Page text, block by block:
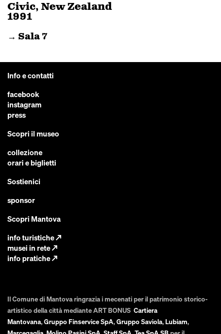
Civic, New Zealand
1991
→ Sala 7
Info e contatti
facebook
instagram
press
Scopri il museo
collezione
orari e biglietti
Sostienici
sponsor
Scopri Mantova
info turistiche↗
musei in rete↗
info pratiche↗
Il Comune di Mantova ringrazia i mecenati per il patrimonio storico-
artistico della città mediante ART BONUS Cartiera
Mantovana,Gruppo Finservice SpA,Gruppo Saviola,Lubiam,